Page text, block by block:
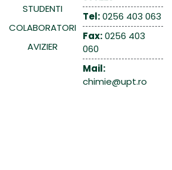
STUDENTI
COLABORATORI
AVIZIER
Tel:0256 403 063
Fax:0256 403
060
Mail:
chimie@upt.ro